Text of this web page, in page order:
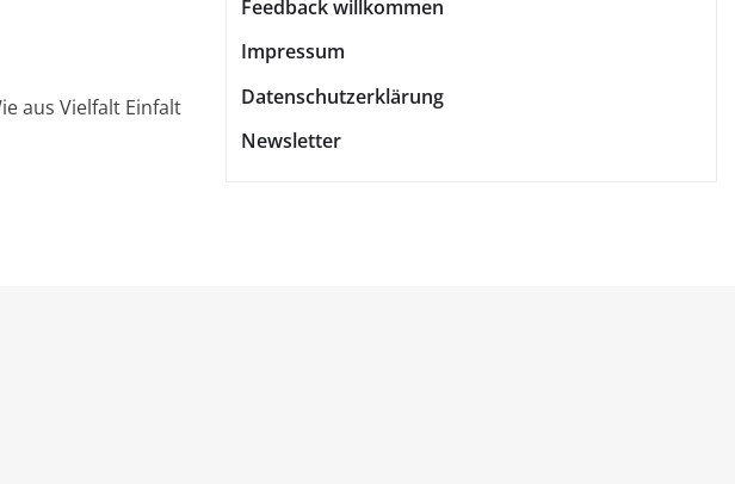
aus Vielfalt Einfalt
Feedback willkommen
Impressum
Datenschutzerklärung
Newsletter